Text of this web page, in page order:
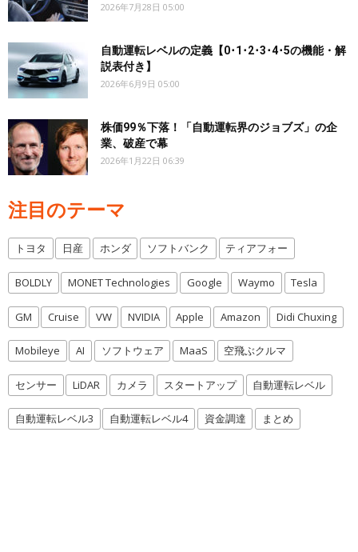
2026年7月28日 05:00
自動運転レベルの定義【0･1･2･3･4･5の機能・解
説表付き】
2026年6月9日 05:00
株価99％下落！「自動運転界のジョブズ」の企
業、破産で幕
2026年1月22日 06:39
注目のテーマ
トヨタ 日産 ホンダ ソフトバンク ティアフォー
BOLDLY MONET Technologies Google Waymo Tesla
GM Cruise VW NVIDIA Apple Amazon Didi Chuxing
Mobileye AI ソフトウェア MaaS 空飛ぶクルマ
センサー LiDAR カメラ スタートアップ 自動運転レベル
自動運転レベル3 自動運転レベル4 資金調達 まとめ